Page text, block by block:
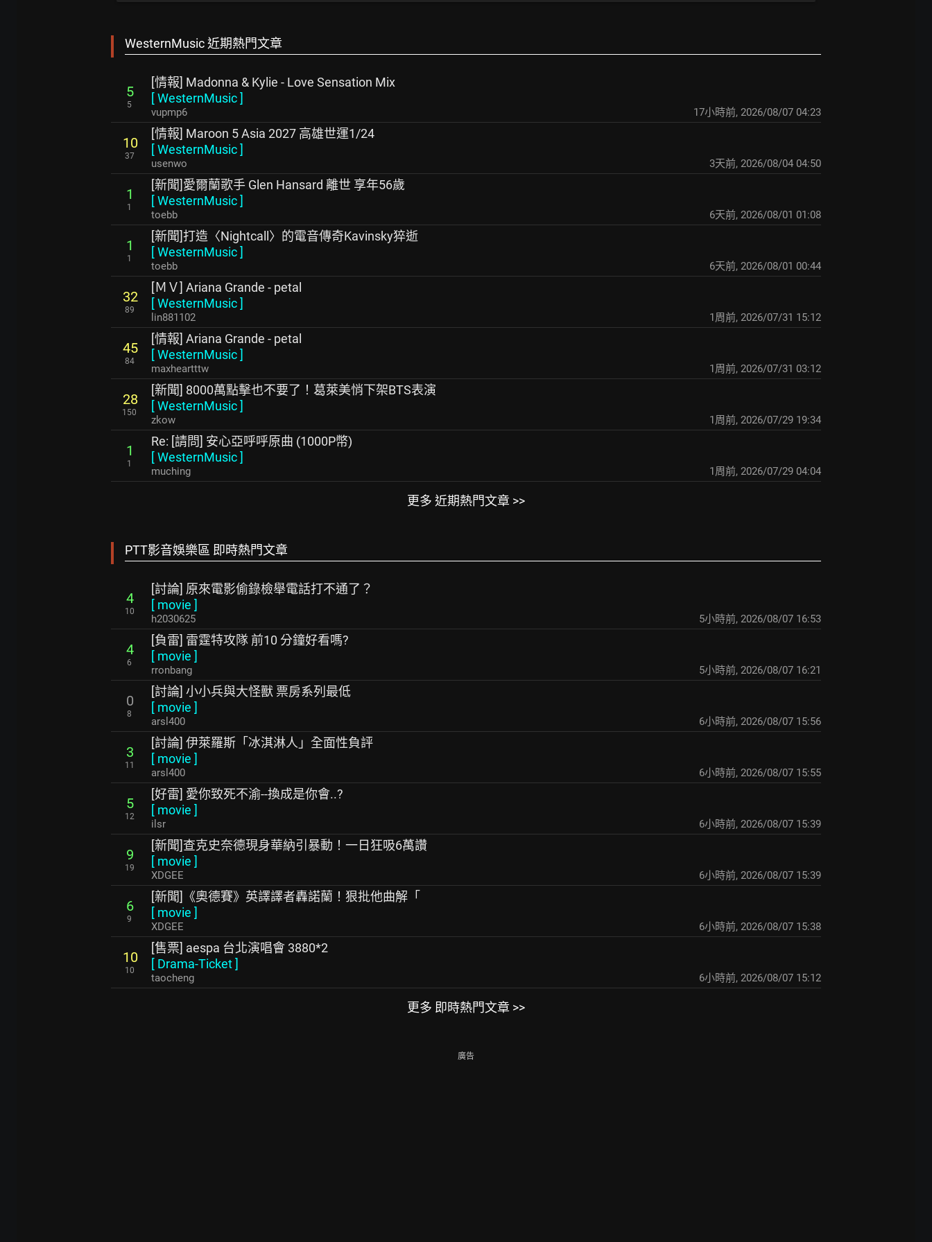
WesternMusic 近期熱門文章
5
5
[情報] Madonna & Kylie - Love Sensation Mix
[WesternMusic]
vupmp6 17小時前, 2026/08/07 04:23
10
37
[情報] Maroon 5 Asia 2027 高雄世運1/24
[WesternMusic]
usenwo 3天前, 2026/08/04 04:50
1
1
[新聞]愛爾蘭歌手 Glen Hansard 離世 享年56歲
[WesternMusic]
toebb 6天前, 2026/08/01 01:08
1
1
[新聞]打造〈Nightcall〉的電音傳奇Kavinsky猝逝
[WesternMusic]
toebb 6天前, 2026/08/01 00:44
32
89
[ＭＶ] Ariana Grande - petal
[WesternMusic]
lin881102 1周前, 2026/07/31 15:12
45
84
[情報] Ariana Grande - petal
[WesternMusic]
maxheartttw 1周前, 2026/07/31 03:12
28
150
[新聞] 8000萬點擊也不要了！葛萊美悄下架BTS表演
[WesternMusic]
zkow 1周前, 2026/07/29 19:34
1
1
Re: [請問] 安心亞呼呼原曲 (1000P幣)
[WesternMusic]
muching 1周前, 2026/07/29 04:04
更多 近期熱門文章 >>
PTT影音娛樂區 即時熱門文章
4
10
[討論] 原來電影偷錄檢舉電話打不通了？
[ movie ]
h2030625 5小時前, 2026/08/07 16:53
4
6
[負雷] 雷霆特攻隊 前10 分鐘好看嗎?
[ movie ]
rronbang 5小時前, 2026/08/07 16:21
0
8
[討論] 小小兵與大怪獸 票房系列最低
[ movie ]
arsl400 6小時前, 2026/08/07 15:56
3
11
[討論] 伊萊羅斯「冰淇淋人」全面性負評
[ movie ]
arsl400 6小時前, 2026/08/07 15:55
5
12
[好雷] 愛你致死不渝--換成是你會..?
[ movie ]
ilsr 6小時前, 2026/08/07 15:39
9
19
[新聞]查克史奈德現身華納引暴動！一日狂吸6萬讚
[ movie ]
XDGEE 6小時前, 2026/08/07 15:39
6
9
[新聞]《奧德賽》英譯譯者轟諾蘭！狠批他曲解「
[ movie ]
XDGEE 6小時前, 2026/08/07 15:38
10
10
[售票] aespa 台北演唱會 3880*2
[ Drama-Ticket]
taocheng 6小時前, 2026/08/07 15:12
更多 即時熱門文章 >>
廣告